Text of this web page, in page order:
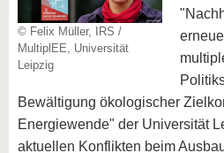
© Felix Müller, IRS /
MultiplEE, Universität
Leipzig
Bewältigung ökologischer
Energiewende" der Universität
aktuellen Konflikten beim